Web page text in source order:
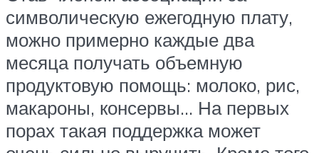
символическую ежегодную плату,
можно примерно каждые два
месяца получать объемную
продуктовую помощь: молоко, рис,
макароны, консервы… На первых
порах такая поддержка может